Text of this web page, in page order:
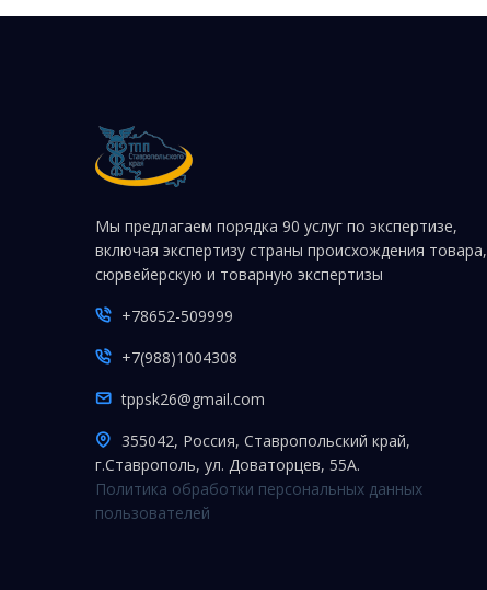
Мы предлагаем порядка 90 услуг по экспертизе,
включая экспертизу страны происхождения товара,
сюрвейерскую и товарную экспертизы
+78652-509999
+7(988)1004308
tppsk26@gmail.com
355042, Россия, Ставропольский край,
г.Ставрополь, ул. Доваторцев, 55А.
Политика обработки персональных данных
пользователей